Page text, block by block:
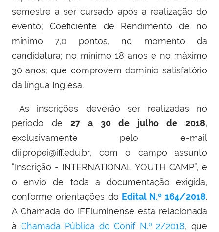
semestre a ser cursado após a realização do
evento; Coeficiente de Rendimento de no
mínimo 7,0 pontos, no momento da
candidatura; no mínimo 18 anos e no máximo
30 anos; que comprovem domínio satisfatório
da língua Inglesa.
As inscrições deverão ser realizadas no
período de27 a 30 de julho de 2018,
exclusivamente pelo e-mail
dii.propei@iff.edu.br, com o campo assunto
“Inscrição - INTERNATIONAL YOUTH CAMP”, e
o envio de toda a documentação exigida,
conforme orientações do Edital N.º 164/2018.
A Chamada do IFFluminense está relacionada
à Chamada Pública do Conif N.º 2/2018, que